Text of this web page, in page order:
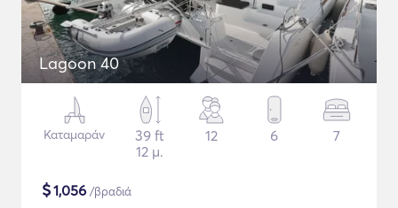
Lagoon 40
Καταμαράν
39 ft
12 μ.
12 6 7
$1,056 /βραδιά